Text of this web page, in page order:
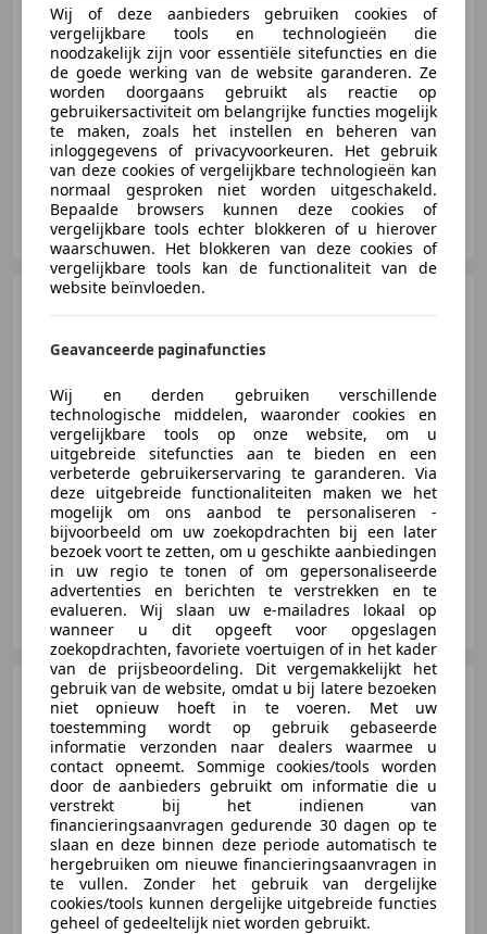
€ 1.750
01/2005 274.594 km Benzine 85 kW (116 PK)
Auto Service Nijkerk
NL-3861 SE NIJKERK
€ 9.950
04/2006 138.311 km Benzine 200 kW (272 PK)
Auto Service Nijkerk
NL-3861 SE NIJKERK
Ford Focus C-MaxFUTURA
| AIRCO | CRUISE CONTROL |
TREKHAAK | NAP
€ 990
04/2005 251.270 km Benzine 74 kW (101 PK)
Wij of deze aanbieders gebruiken cookies of
vergelijkbare tools en technologieën die
noodzakelijk zijn voor essentiële sitefuncties en die
de goede werking van de website garanderen. Ze
worden doorgaans gebruikt als reactie op
gebruikersactiviteit om belangrijke functies mogelijk
te maken, zoals het instellen en beheren van
inloggegevens of privacyvoorkeuren. Het gebruik
van deze cookies of vergelijkbare technologieën kan
normaal gesproken niet worden uitgeschakeld.
Bepaalde browsers kunnen deze cookies of
vergelijkbare tools echter blokkeren of u hierover
waarschuwen. Het blokkeren van deze cookies of
vergelijkbare tools kan de functionaliteit van de
website beïnvloeden.
Geavanceerde paginafuncties
Wij en derden gebruiken verschillende
technologische middelen, waaronder cookies en
vergelijkbare tools op onze website, om u
uitgebreide sitefuncties aan te bieden en een
verbeterde gebruikerservaring te garanderen. Via
deze uitgebreide functionaliteiten maken we het
mogelijk om ons aanbod te personaliseren -
bijvoorbeeld om uw zoekopdrachten bij een later
bezoek voort te zetten, om u geschikte aanbiedingen
in uw regio te tonen of om gepersonaliseerde
advertenties en berichten te verstrekken en te
evalueren. Wij slaan uw e-mailadres lokaal op
wanneer u dit opgeeft voor opgeslagen
zoekopdrachten, favoriete voertuigen of in het kader
van de prijsbeoordeling. Dit vergemakkelijkt het
gebruik van de website, omdat u bij latere bezoeken
niet opnieuw hoeft in te voeren. Met uw
toestemming wordt op gebruik gebaseerde
informatie verzonden naar dealers waarmee u
contact opneemt. Sommige cookies/tools worden
door de aanbieders gebruikt om informatie die u
verstrekt bij het indienen van
financieringsaanvragen gedurende 30 dagen op te
slaan en deze binnen deze periode automatisch te
hergebruiken om nieuwe financieringsaanvragen in
te vullen. Zonder het gebruik van dergelijke
cookies/tools kunnen dergelijke uitgebreide functies
geheel of gedeeltelijk niet worden gebruikt.